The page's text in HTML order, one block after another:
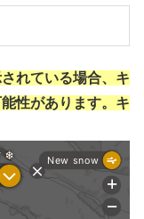
れている場合、キ
性があります。キ